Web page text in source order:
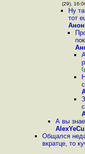
(29),
Ну
тот
(
А вы
Общался
вкратце, то